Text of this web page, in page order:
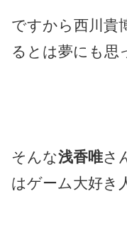
ですから西川貴
るとは夢にも思
そんな浅香唯さ
はゲーム大好き